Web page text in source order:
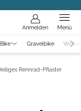
Anmelden Menü
Gravelbike
Rennrad-Pflaster